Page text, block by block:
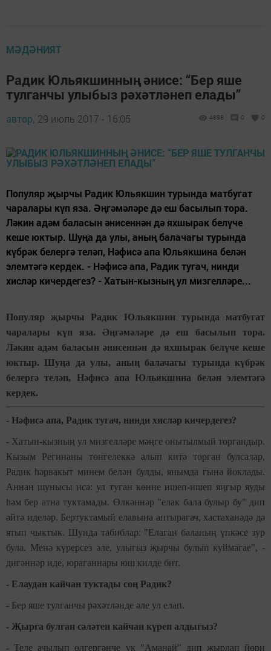
МӘДӘНИЯТ
Радик Юльякшинның әнисе: “Бер яше
тулганчы улыбыз рәхәтләнеп елады”
автор, 29 июль 2017 - 16:05 4898 0 0
Популяр җырчы Радик Юльякшин турында матбугат
чаралары күп яза. Әңгәмәләре дә еш басылып тора.
Ләкин адәм баласын әнисеннән дә яхшырак белүче
кеше юктыр. Шуңа да улы, аның балачагы турында
күбрәк белергә теләп, Нәфисә апа Юльякшина белән
элемтәгә кердек. - Нәфисә апа, Радик тугач, нинди
хисләр кичердегез? - Хатын-кызның ул мизгелләре...
Популяр җырчы Радик Юльякшин турында матбугат
чаралары күп яза. Әңгәмәләре дә еш басылып тора.
Ләкин адәм баласын әнисеннән дә яхшырак белүче кеше
юктыр. Шуңа да улы, аның балачагы турында күбрәк
белергә теләп, Нәфисә апа Юльякшина белән элемтәгә
кердек.
- Нәфисә апа, Радик тугач, нинди хисләр кичердегез?
- Хатын-кызның ул мизгелләре мәңге онытылмый торгандыр.
Кызым Регинаны төнгелеккә алып китә торган булсалар,
Радик һәрвакыт минем белән булды, янымда гына йоклады.
Аннан шунысы исә: ул туган көнне ишеп-ишеп яңгыр яуды
һәм бер атна туктамады. Өлкәннәр "елак бала булыр бу" дип
әйтә иделәр. Бертуктамый елавына аптырагач, хастаханәдә дә
ятып чыктык. Шунда табиблар: "Елаган баланың үпкәсе зур
була. Менә күрерсез әле, улыгыз җырчы булып куймагае", -
дигәннәр иде, юраганнары юш килде бит.
- Елаудан кайчан туктады соң Радик?
- Бер яше тулганчы рәхәтләнде әле ул елап.
- Җырга булган сәләтен кайчан күреп алдыгыз?
- Теле ачылып өлгергәнче үк "Аманай" дип җырлап йөри